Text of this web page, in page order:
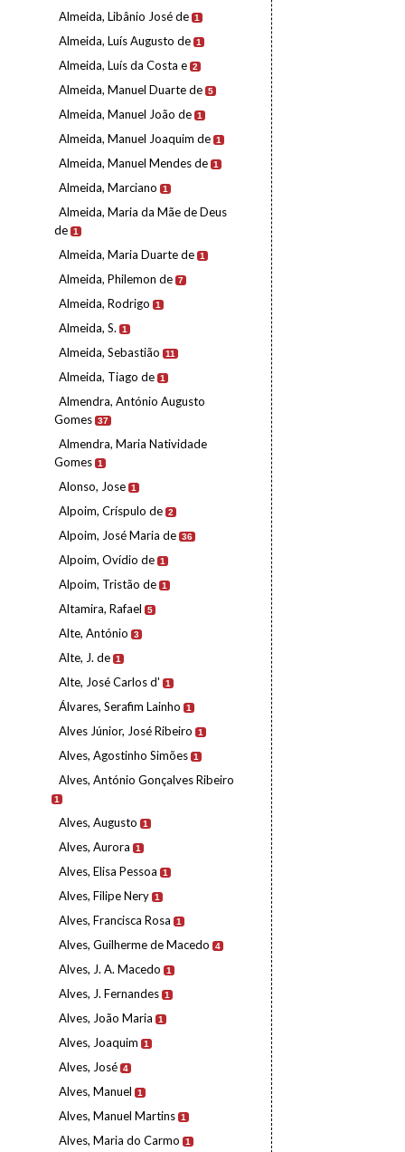
Almeida, Libânio José de 1
Almeida, Luís Augusto de 1
Almeida, Luís da Costa e 2
Almeida, Manuel Duarte de 5
Almeida, Manuel João de 1
Almeida, Manuel Joaquim de 1
Almeida, Manuel Mendes de 1
Almeida, Marciano 1
Almeida, Maria da Mãe de Deus
de 1
Almeida, Maria Duarte de 1
Almeida, Philemon de 7
Almeida, Rodrigo 1
Almeida, S. 1
Almeida, Sebastião 11
Almeida, Tiago de 1
Almendra, António Augusto
Gomes 37
Almendra, Maria Natividade
Gomes 1
Alonso, Jose 1
Alpoim, Críspulo de 2
Alpoim, José Maria de 36
Alpoim, Ovídio de 1
Alpoim, Tristão de 1
Altamira, Rafael 5
Alte, António 3
Alte, J. de 1
Alte, José Carlos d' 1
Álvares, Serafim Lainho 1
Alves Júnior, José Ribeiro 1
Alves, Agostinho Simões 1
Alves, António Gonçalves Ribeiro
1
Alves, Augusto 1
Alves, Aurora 1
Alves, Elisa Pessoa 1
Alves, Filipe Nery 1
Alves, Francisca Rosa 1
Alves, Guilherme de Macedo 4
Alves, J. A. Macedo 1
Alves, J. Fernandes 1
Alves, João Maria 1
Alves, Joaquim 1
Alves, José 4
Alves, Manuel 1
Alves, Manuel Martins 1
Alves, Maria do Carmo 1